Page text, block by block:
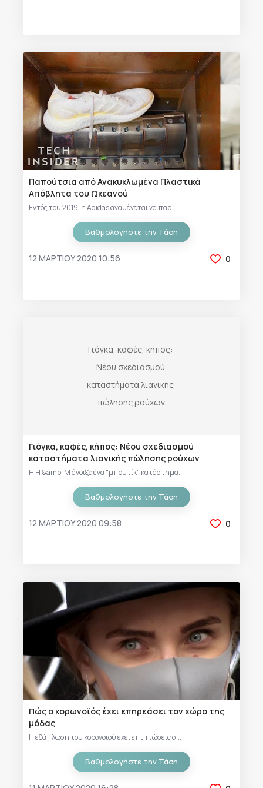
Παπούτσια από Ανακυκλωμένα Πλαστικά
Απόβλητα του Ωκεανού
Εντός του 2019, η Adidas αναμένεται να παρ...
Βαθμολογήστε την Τάση
12 ΜΑΡΤΊΟΥ 2020 10:56 0
Γιόγκα, καφές, κήπος: Νέου σχεδιασμού
καταστήματα λιανικής πώλησης ρούχων
Η H &amp; M άνοιξε ένα "μπουτίκ" κατάστημα...
Βαθμολογήστε την Τάση
12 ΜΑΡΤΊΟΥ 2020 09:58 0
Πώς ο κορωνοϊός έχει επηρεάσει τον χώρο της
μόδας
Η εξάπλωση του κορονοϊού έχει επιπτώσεις σ...
Βαθμολογήστε την Τάση